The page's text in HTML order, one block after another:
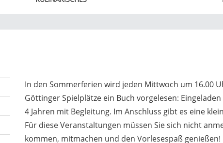
In den Sommerferien wird jeden Mittwoch um 16.00
Göttinger Spielplätze ein Buch vorgelesen:
4 Jahren mit Begleitung. Im Anschluss gibt es eine
Für diese Veranstaltungen müssen Sie sich nicht
kommen, mitmachen und den Vorlesespaß genießen!